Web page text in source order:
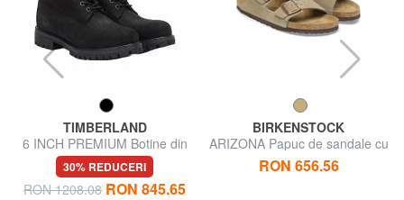
TIMBERLAND
6 INCH PREMIUM Botine din
piele
30% REDUCERI
RON 1208.08 RON 845.65
BIRKENSTOCK
ARIZONA Papuc de sandale cu
catarame
RON 656.56